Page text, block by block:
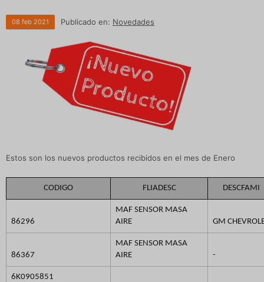
08 feb 2021 Publicado en: Novedades
Estos son los nuevos productos recibidos en el mes de Enero
CODIGO FLIADESC DESCFAMI
86296
MAF SENSOR MASA
AIRE
GM
86367
MAF SENSOR MASA
AIRE
-
6K0905851